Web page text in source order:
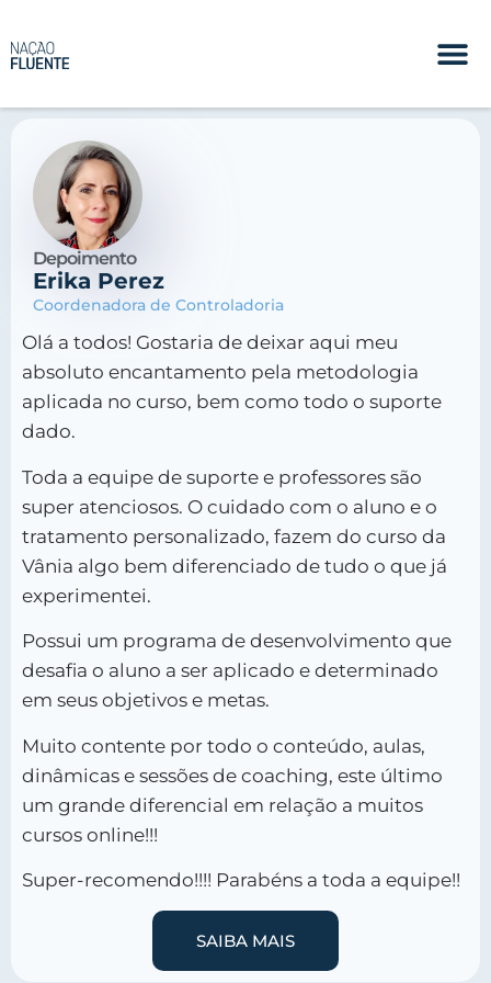
Depoimento
Erika Perez
Coordenadora de Controladoria
Olá a todos! Gostaria de deixar aqui meu
absoluto encantamento pela metodologia
aplicada no curso, bem como todo o suporte
dado.
Toda a equipe de suporte e professores são
super atenciosos. O cuidado com o aluno e o
tratamento personalizado, fazem do curso da
Vânia algo bem diferenciado de tudo o que já
experimentei.
Possui um programa de desenvolvimento que
desafia o aluno a ser aplicado e determinado
em seus objetivos e metas.
Muito contente por todo o conteúdo, aulas,
dinâmicas e sessões de coaching, este último
um grande diferencial em relação a muitos
cursos online!!!
Super-recomendo!!!! Parabéns a toda a equipe!!
SAIBA MAIS